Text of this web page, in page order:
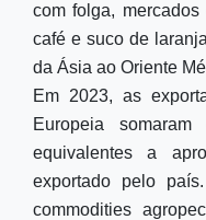
com folga,
café e suco de
da Ásia ao Oriente
Em 2023, as
Europeia
equivalentes a
exportado pelo
commodities